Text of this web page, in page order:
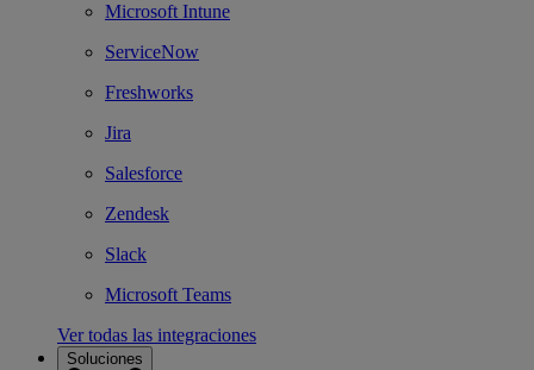
Microsoft Intune
ServiceNow
Freshworks
Jira
Salesforce
Zendesk
Slack
Microsoft Teams
Ver todas las integraciones
Soluciones